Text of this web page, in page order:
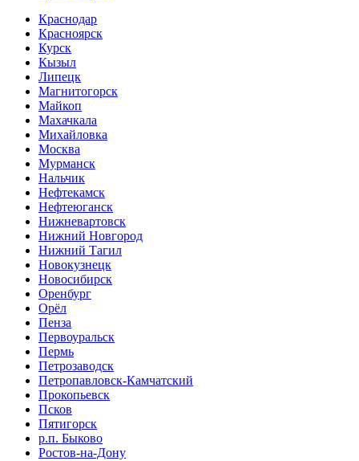
Краснодар
Красноярск
Курск
Кызыл
Липецк
Магнитогорск
Майкоп
Махачкала
Михайловка
Москва
Мурманск
Нальчик
Нефтекамск
Нефтеюганск
Нижневартовск
Нижний Новгород
Нижний Тагил
Новокузнецк
Новосибирск
Оренбург
Орёл
Пенза
Первоуральск
Пермь
Петрозаводск
Петропавловск-Камчатский
Прокопьевск
Псков
Пятигорск
р.п. Быково
Ростов-на-Дону